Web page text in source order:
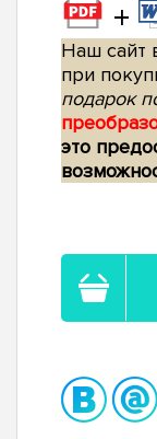
+
Наш сайт
при
подарок
это